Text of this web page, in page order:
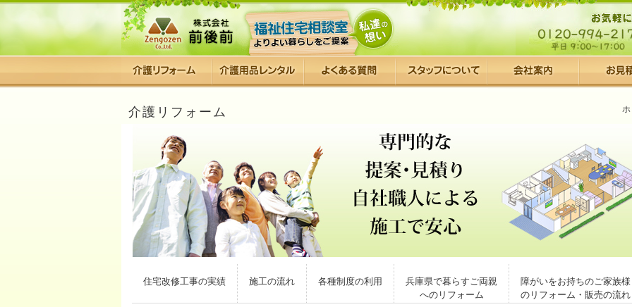
介護リフォーム
住宅改修工事の実績 施工の流れ 各種制度の利用
兵庫県で暮らすご両親
へのリフォーム
障がいをお持ちのご家族様
のリフォーム・販売の流れ